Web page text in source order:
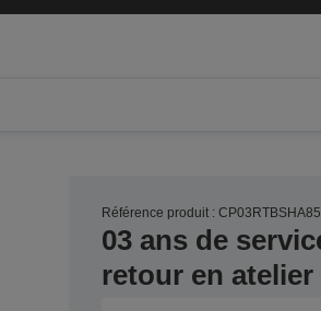
Référence produit : CP03RTBSHA85
03 ans de
retour en atelier